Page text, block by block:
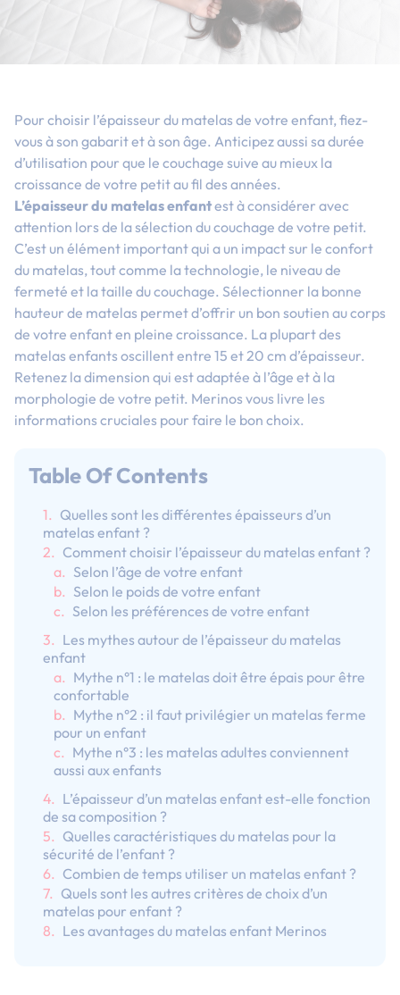
Pour choisir l’épaisseur du matelas de votre enfant, fiez-
vous à son gabarit et à son âge. Anticipez aussi sa durée
d’utilisation pour que le couchage suive au mieux la
croissance de votre petit au fil des années.
L’épaisseur du matelas enfantest à considérer avec
attention lors de la sélection du couchage de votre petit.
C’est un élément important qui a un impact sur le confort
du matelas, tout comme la technologie, le niveau de
fermeté et la taille du couchage. Sélectionner la bonne
hauteur de matelas permet d’offrir un bon soutien au corps
de votre enfant en pleine croissance. La plupart des
matelas enfants oscillent entre 15 et 20 cm d’épaisseur.
Retenez la dimension qui est adaptée à l’âge et à la
morphologie de votre petit. Merinos vous livre les
informations cruciales pour faire le bon choix.
Table Of Contents
Quelles sont les différentes épaisseurs d’un
matelas enfant ?
Comment choisir l’épaisseur du matelas enfant ?
Selon l’âge de votre enfant
Selon le poids de votre enfant
Selon les préférences de votre enfant
Les mythes autour de l’épaisseur du matelas
enfant
Mythe n°1 : le matelas doit être épais pour être
confortable
Mythe n°2 : il faut privilégier un matelas ferme
pour un enfant
Mythe n°3 : les matelas adultes conviennent
aussi aux enfants
L’épaisseur d’un matelas enfant est-elle fonction
de sa composition ?
Quelles caractéristiques du matelas pour la
sécurité de l’enfant ?
Combien de temps utiliser un matelas enfant ?
Quels sont les autres critères de choix d’un
matelas pour enfant ?
Les avantages du matelas enfant Merinos